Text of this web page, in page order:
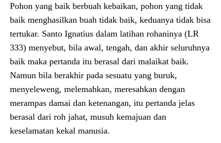
Pohon yang baik berbuah kebaikan, pohon yang tidak
baik menghasilkan buah tidak baik, keduanya tidak bisa
tertukar. Santo Ignatius dalam latihan rohaninya (LR
333) menyebut, bila awal, tengah, dan akhir seluruhnya
baik maka pertanda itu berasal dari malaikat baik.
Namun bila berakhir pada sesuatu yang buruk,
menyeleweng, melemahkan, meresahkan dengan
merampas damai dan ketenangan, itu pertanda jelas
berasal dari roh jahat, musuh kemajuan dan
keselamatan kekal manusia.